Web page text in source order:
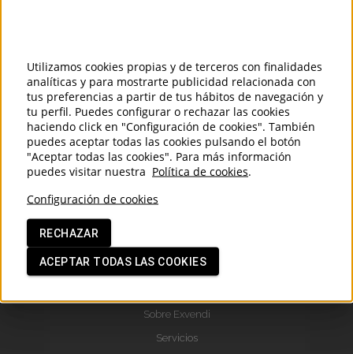
Ver más
OFICINA CENTRAL
Avd. Baleares, 10, L1. 28703
San Sebastián de los Reyes (Madrid)
info@exvendi.com
Sobre Exvendi
Servicios
Utilizamos cookies propias y de terceros con finalidades
analíticas y para mostrarte publicidad relacionada con
tus preferencias a partir de tus hábitos de navegación y
tu perfil. Puedes configurar o rechazar las cookies
haciendo click en "Configuración de cookies". También
puedes aceptar todas las cookies pulsando el botón
"Aceptar todas las cookies". Para más información
puedes visitar nuestra Política de cookies.
Configuración de cookies
RECHAZAR
ACEPTAR TODAS LAS COOKIES